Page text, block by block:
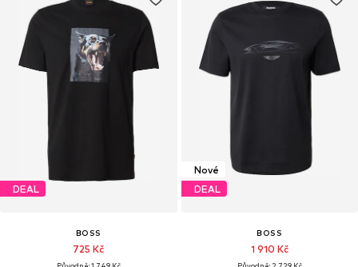
DEAL
BOSS
725 Kč
Nové
DEAL
BOSS
1 910 Kč